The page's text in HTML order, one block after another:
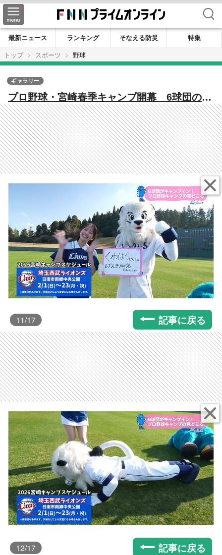
検索
最新ニュース ランキング そなえる防災
特集
トップ
スポーツ 野球
プロ野球・宮崎春季キャンプ開幕 6球団のマ
スコット「勢ぞろい」で見どころアピー
ル！ デジタルスタンプラリーの情報も
ギャラリー
11/17 記事に戻る
12/17 記事に戻る